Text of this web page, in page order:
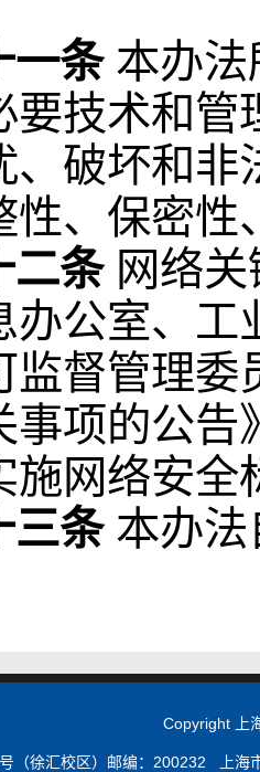
一条 本办
要技术和管
、破坏和
性、保密性
二条 网络
办公室、工
监督管理委
事项的公告
施网络安全
三条 本办
Copyright 上
（徐汇校区）邮编：200232 上